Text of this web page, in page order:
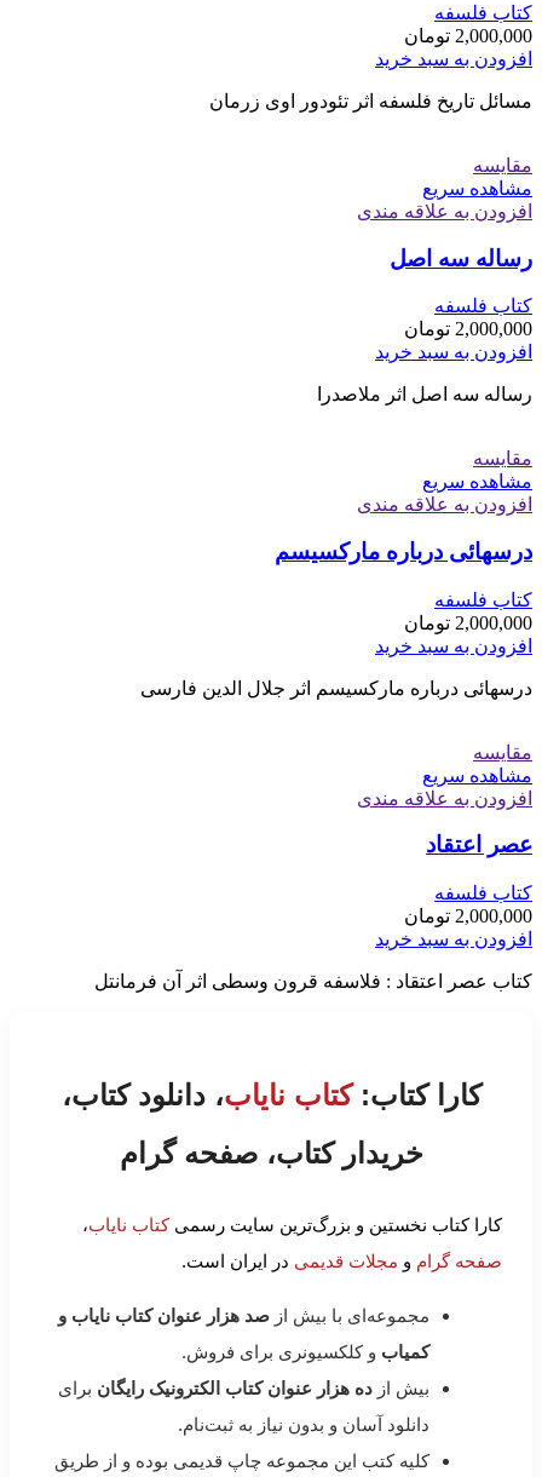
کتاب فلسفه
2,000,000 تومان
افزودن به سبد خرید
مسائل تاریخ فلسفه اثر تئودور اوی زرمان
مقایسه
مشاهده سریع
افزودن به علاقه مندی
رساله سه اصل
کتاب فلسفه
2,000,000 تومان
افزودن به سبد خرید
رساله سه اصل اثر ملاصدرا
مقایسه
مشاهده سریع
افزودن به علاقه مندی
درسهائی درباره مارکسیسم
کتاب فلسفه
2,000,000 تومان
افزودن به سبد خرید
درسهائی درباره مارکسیسم اثر جلال الدین فارسی
مقایسه
مشاهده سریع
افزودن به علاقه مندی
عصر اعتقاد
کتاب فلسفه
2,000,000 تومان
افزودن به سبد خرید
کتاب عصر اعتقاد : فلاسفه قرون وسطی اثر آن فرمانتل
کارا کتاب:کتاب نایاب، دانلود کتاب،
خریدار کتاب، صفحه گرام
کارا کتاب نخستین و بزرگ‌ترین سایت رسمیکتاب نایاب،
صفحه گرام و مجلات قدیمی در ایران است.
مجموعه‌ای با بیش از صد هزار عنوان کتاب نایاب و
کمیاب و کلکسیونری برای فروش.
بیش از ده هزار عنوان کتاب الکترونیک رایگان برای
دانلود آسان و بدون نیاز به ثبت‌نام.
کلیه کتب این مجموعه چاپ قدیمی بوده و از طریق